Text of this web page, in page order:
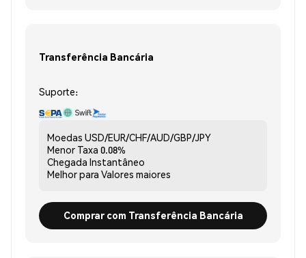
Transferência Bancária
Suporte:
Moedas USD/EUR/CHF/AUD/GBP/JPY
Menor Taxa 0.08%
Chegada Instantâneo
Melhor para Valores maiores
Comprar com Transferência Bancária